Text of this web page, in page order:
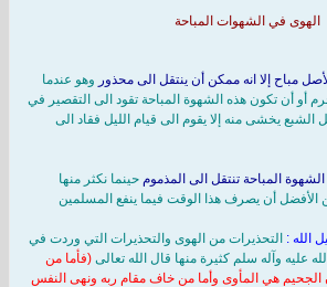
الهوى في الشهوات المباحة
مباح إلا انه ممكن أن ينتقل الى محذور وهو عندما
أو أن تكون هذه الشهوة المباحة تقود الى التقصير في
الشبع يخشى منه إلا يقوم الى قيام الليل فقاد الى
حينما نكثر منها
الأفضل أن يصرف هذا الوقت فيما ينفع المسلمين
التحذيرات من الهوى والتحذيرات التي وردت في
عليه وآله سلم كثيرة منها قال الله تعالى (فأما من
الجحيم هي المأوى وأما من خاف مقام ربه ونهى النفس